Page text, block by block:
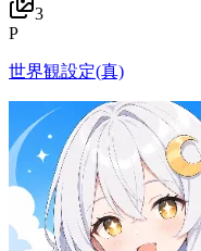
3
P
世界観設定(真)